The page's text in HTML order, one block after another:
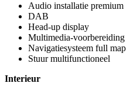
Audio installatie premium
DAB
Head-up display
Multimedia-voorbereiding
Navigatiesysteem full map
Stuur multifunctioneel
Interieur